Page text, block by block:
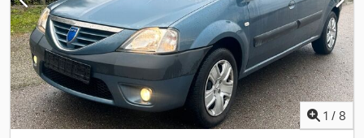
1 / 8